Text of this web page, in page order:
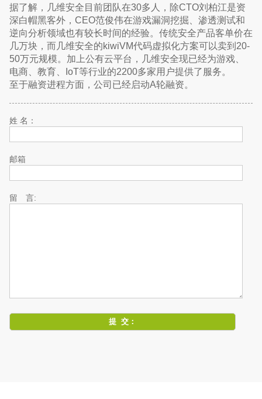
据了解，几维安全目前团队在30多人，除CTO刘柏江是资
深白帽黑客外，CEO范俊伟在游戏漏洞挖掘、渗透测试和
逆向分析领域也有较长时间的经验。传统安全产品客单价在
几万块，而几维安全的kiwiVM代码虚拟化方案可以卖到20-
50万元规模。加上公有云平台，几维安全现已经为游戏、
电商、教育、IoT等行业的2200多家用户提供了服务。
至于融资进程方面，公司已经启动A轮融资。
姓 名：
邮箱
留 言: